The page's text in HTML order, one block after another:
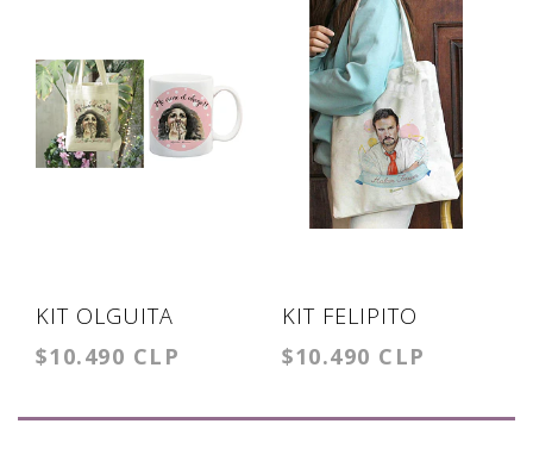
KIT OLGUITA
MARINA
$10.490 CLP
KIT FELIPITO
TOTE+TAZÓN
$10.490 CLP